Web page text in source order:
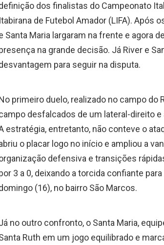
dos finalistas do Campeonato
Itabirana de Futebol Amador (LIFA). Após
Santa Maria largaram na frente e agora
na grande decisão. Já River e
para seguir na disputa.
primeiro duelo, realizado no campo do
desfalcados de um lateral-direito
estratégia, entretanto, não conteve o
o placar logo no início e ampliou a
defensiva e transições
3 a 0, deixando a torcida confiante
(16), no bairro São Marcos.
no outro confronto, o Santa Maria,
Ruth em um jogo equilibrado e